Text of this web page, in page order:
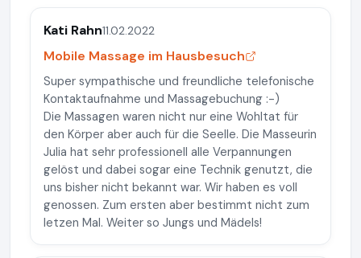
Kati Rahn11.02.2022
Mobile Massage im Hausbesuch
Super sympathische und freundliche telefonische
Kontaktaufnahme und Massagebuchung :-)
Die Massagen waren nicht nur eine Wohltat für
den Körper aber auch für die Seelle. Die Masseurin
Julia hat sehr professionell alle Verpannungen
gelöst und dabei sogar eine Technik genutzt, die
uns bisher nicht bekannt war. Wir haben es voll
genossen. Zum ersten aber bestimmt nicht zum
letzen Mal. Weiter so Jungs und Mädels!